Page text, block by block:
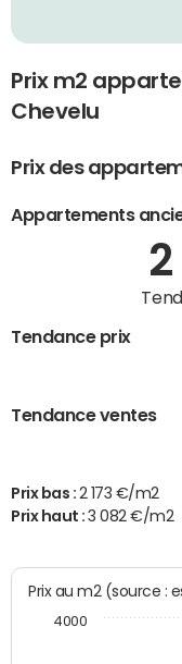
Prix m2
Chevelu
Prix des
Appartements
Tendance prix
Tendance ventes
Prix bas : 2 173 €/m2
Prix haut :3 082 €/m2
Prix au m2
4000